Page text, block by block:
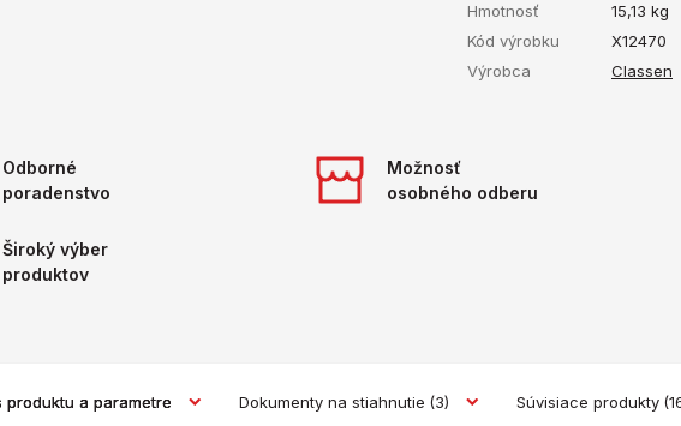
Hmotnosť
15,13 kg
Kód výrobku
X12470
Výrobca
Classen
Odborné
poradenstvo
Možnosť
osobného odberu
Široký výber
produktov
produktu a parametre Dokumenty na stiahnutie (3) Súvisiace produkty